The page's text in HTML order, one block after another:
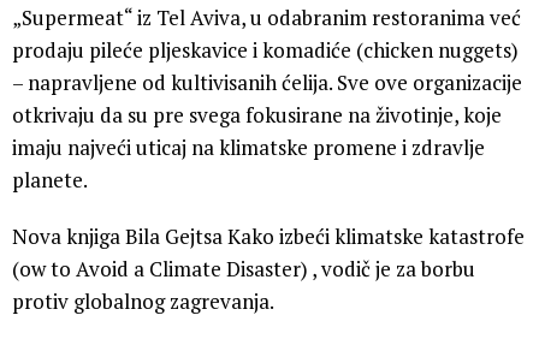
„Supermeat“ iz Tel Aviva, u odabranim restoranima već
prodaju pileće pljeskavice i komadiće (chicken nuggets)
– napravljene od kultivisanih ćelija. Sve ove organizacije
otkrivaju da su pre svega fokusirane na životinje, koje
imaju najveći uticaj na klimatske promene i zdravlje
planete.
Nova knjiga Bila Gejtsa Kako izbeći klimatske katastrofe
(ow to Avoid a Climate Disaster) , vodič je za borbu
protiv globalnog zagrevanja.